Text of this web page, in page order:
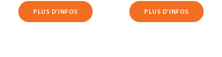
PLUS D’INFOS PLUS D’INFOS